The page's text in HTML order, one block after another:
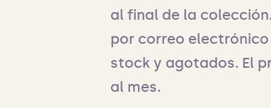
al final de la
por correo
stock y agotados. El
al mes.